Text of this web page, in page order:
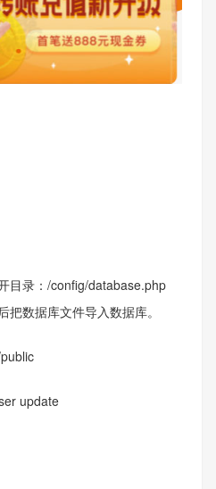
目录：/config/database.php
数据库文件导入数据库。
update